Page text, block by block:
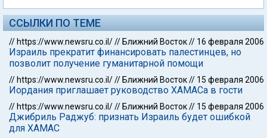
ССЫЛКИ ПО ТЕМЕ
// https://www.newsru.co.il/// Ближний Восток// 16 февраля 2006
Израиль прекратит финансировать палестинцев, но
позволит получение гуманитарной помощи
// https://www.newsru.co.il/// Ближний Восток// 15 февраля 2006
Иордания приглашает руководство ХАМАСа в гости
// https://www.newsru.co.il/// Ближний Восток// 15 февраля 2006
Джибриль Раджуб: признать Израиль будет ошибкой
для ХАМАС